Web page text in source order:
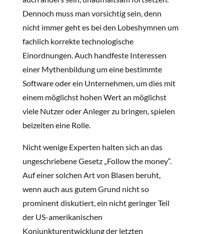
Dennoch muss man vorsichtig sein, denn
nicht immer geht es bei den Lobeshymnen um
fachlich korrekte technologische
Einordnungen. Auch handfeste Interessen
einer Mythenbildung um eine bestimmte
Software oder ein Unternehmen, um dies mit
einem möglichst hohen Wert an möglichst
viele Nutzer oder Anleger zu bringen, spielen
beizeiten eine Rolle.
Nicht wenige Experten halten sich an das
ungeschriebene Gesetz „Follow the money“.
Auf einer solchen Art von Blasen beruht,
wenn auch aus gutem Grund nicht so
prominent diskutiert, ein nicht geringer Teil
der US-amerikanischen
Konjunkturentwicklung der letzten